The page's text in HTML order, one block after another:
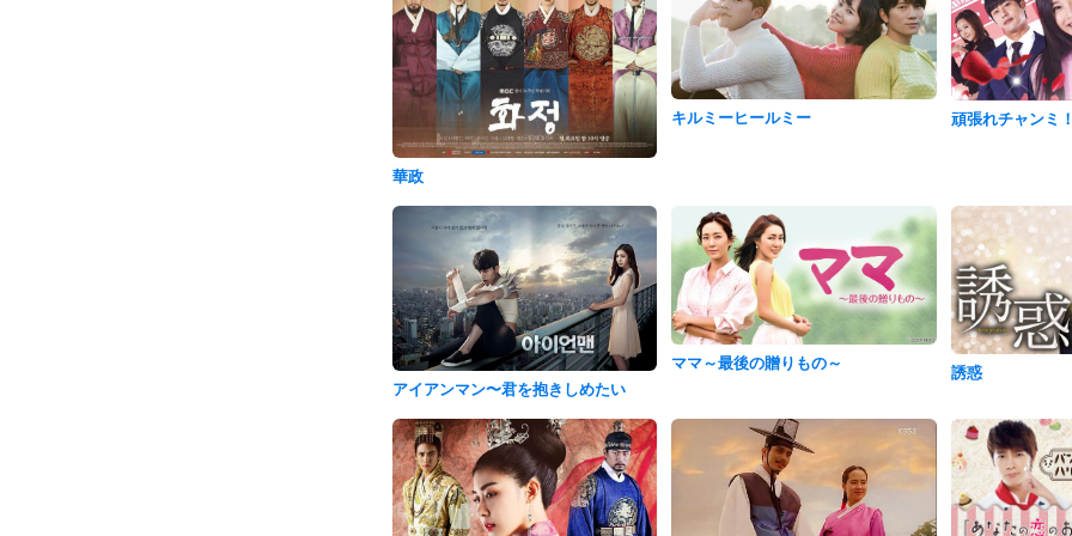
華政
キルミーヒールミー 頑張れチャンミ
アイアンマン〜君を抱きしめたい
ママ～最後の贈りもの～
誘惑